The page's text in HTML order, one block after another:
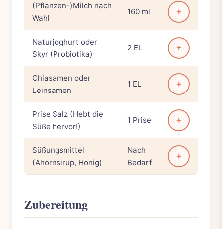
(Pflanzen-)Milch nach
Wahl
160 ml +
Naturjoghurt oder
Skyr (Probiotika)
2 EL +
Chiasamen oder
Leinsamen
1 EL +
Prise Salz (Hebt die
Süße hervor!)
1 Prise +
Süßungsmittel
(Ahornsirup, Honig)
Nach
Bedarf
+
Zubereitung